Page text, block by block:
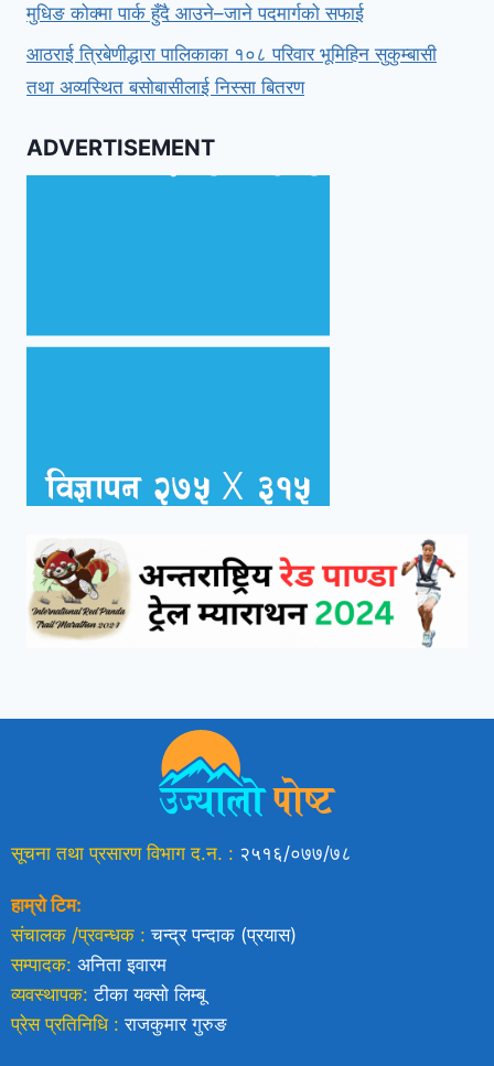
मुधिङ कोक्मा पार्क हुँदै आउने–जाने पदमार्गको सफाई
आठराई त्रिबेणीद्धारा पालिकाका १०८ परिवार भूमिहिन सुकुम्बासी
तथा अव्यस्थित बसोबासीलाई निस्सा बितरण
ADVERTISEMENT
सूचना तथा प्रसारण विभाग द.न. : २५१६/०७७/७८
हाम्रो टिम:
संचालक /प्रवन्धक : चन्द्र पन्दाक (प्रयास)
सम्पादक: अनिता इवारम
व्यवस्थापक: टीका यक्साे लिम्बू
प्रेस प्रतिनिधि : राजकुमार गुरुङ